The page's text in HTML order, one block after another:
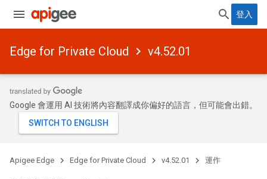
登入
Edge for Private Cloud v4.52.01
Google 會運用 AI 技術將內容翻譯成你偏好的語言，但可能會出錯。
Apigee Edge Edge for Private Cloud v4.52.01 運作